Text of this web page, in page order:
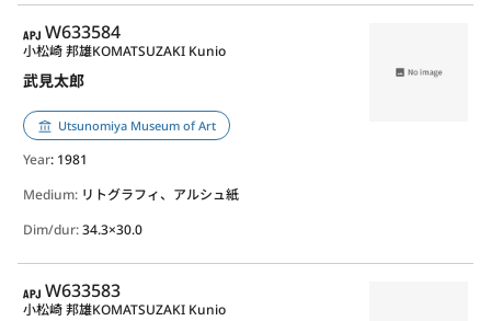
APJ
W633584
武見太郎
小松崎 邦雄KOMATSUZAKI Kunio
Utsunomiya Museum of Art
Year: 1981
Medium: リトグラフィ、アルシュ紙
Dim/dur:34.3×30.0
APJ
W633583
小松崎 邦雄KOMATSUZAKI Kunio